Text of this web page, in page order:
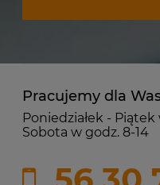
Pracujemy dla
Poniedziałek - Piątek
Sobota w godz. 8-14